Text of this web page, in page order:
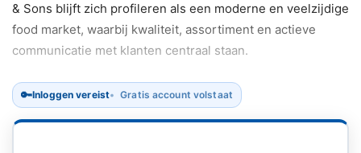
& Sons blijft zich profileren als een moderne en veelzijdige
food market, waarbij kwaliteit, assortiment en actieve
communicatie met klanten centraal staan.
🔑Inloggen vereist Gratis account volstaat